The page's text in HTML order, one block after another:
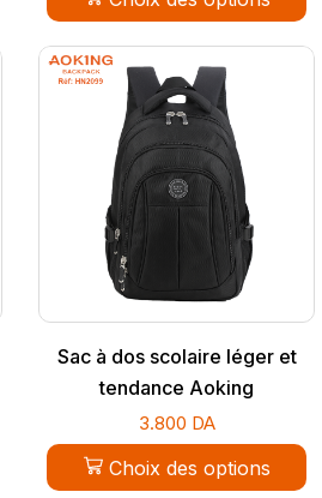
Sac à dos scolaire léger et
tendance Aoking
3.800 DA
Choix des options